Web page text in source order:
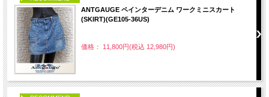
ANTGAUGE ペインターデニム ワークミニスカート
(SKIRT)(GE105-36US)
価格： 11,800円(税込 12,980円)